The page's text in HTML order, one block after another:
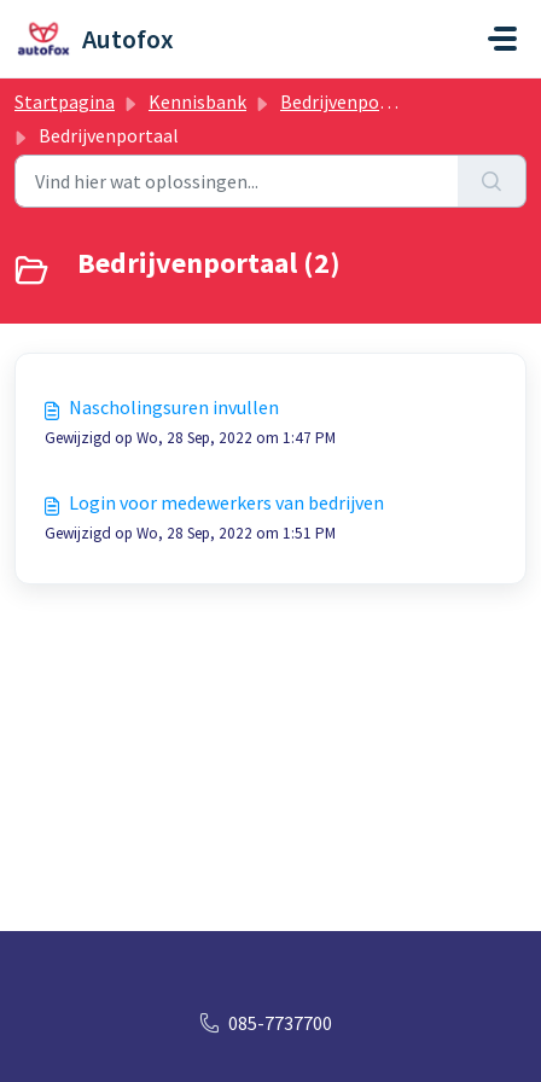
Autofox
Startpagina Kennisbank
Bedrijvenportaal
Bedrijvenportaal
Bedrijvenportaal (2)
Nascholingsuren invullen
Gewijzigd op Wo, 28 Sep, 2022 om 1:47 PM
Login voor medewerkers van bedrijven
Gewijzigd op Wo, 28 Sep, 2022 om 1:51 PM
085-7737700